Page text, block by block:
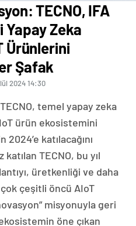
TECNO, IFA
Yapay Zeka
Ürünlerini
Şafak
2024 14:30
temel yapay zeka
ürün ekosistemini
katılacağını
TECNO, bu yıl
üretkenliği ve daha
çok çeşitli öncü AIoT
misyonuyla geri
öne çıkan